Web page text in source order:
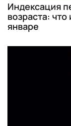
Индексация
возраста:
январе